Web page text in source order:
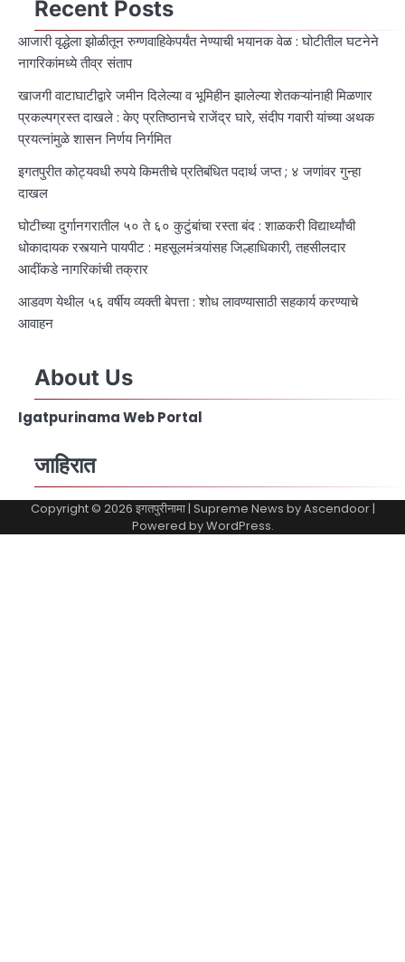
Recent Posts
आजारी वृद्धेला झोळीतून रुग्णवाहिकेपर्यंत नेण्याची भयानक वेळ : घोटीतील घटनेने
नागरिकांमध्ये तीव्र संताप
खाजगी वाटाघाटीद्वारे जमीन दिलेल्या व भूमिहीन झालेल्या शेतकऱ्यांनाही मिळणार
प्रकल्पग्रस्त दाखले : केए प्रतिष्ठानचे राजेंद्र घारे, संदीप गवारी यांच्या अथक
प्रयत्नांमुळे शासन निर्णय निर्गमित
इगतपुरीत कोट्यवधी रुपये किमतीचे प्रतिबंधित पदार्थ जप्त ; ४ जणांवर गुन्हा
दाखल
घोटीच्या दुर्गानगरातील ५० ते ६० कुटुंबांचा रस्ता बंद : शाळकरी विद्यार्थ्यांची
धोकादायक रस्त्याने पायपीट : महसूलमंत्र्यांसह जिल्हाधिकारी, तहसीलदार
आदींकडे नागरिकांची तक्रार
आडवण येथील ५६ वर्षीय व्यक्ती बेपत्ता : शोध लावण्यासाठी सहकार्य करण्याचे
आवाहन
About Us
Igatpurinama Web Portal
जाहिरात
Copyright © 2026 इगतपुरीनामा| Supreme News byAscendoor|
Powered byWordPress.